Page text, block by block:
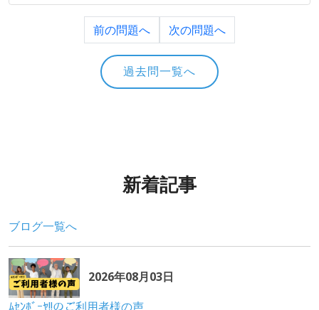
前の問題へ 次の問題へ
過去問一覧へ